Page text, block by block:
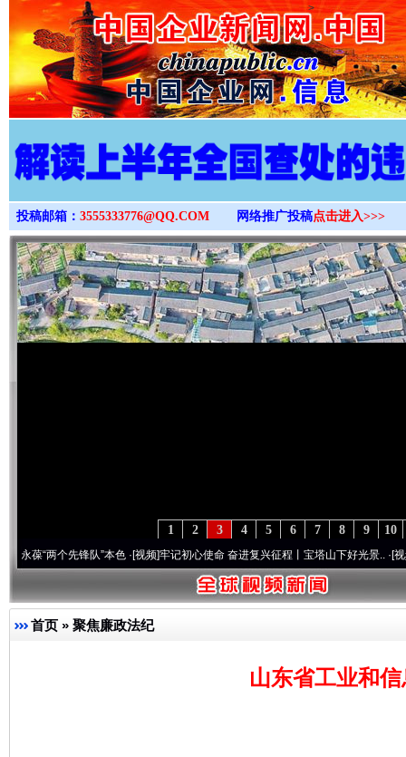
>
投稿邮箱： 3555333776@QQ.COM 网络推广投稿点击进入>>>
10
9
8
7
6
5
4
3
2
1
个先锋队”本色·[视频]牢记初心使命 奋进复兴征程丨宝塔山下好光景..·[视频]因党而
首页 » 聚焦廉政法纪
山东省工业和